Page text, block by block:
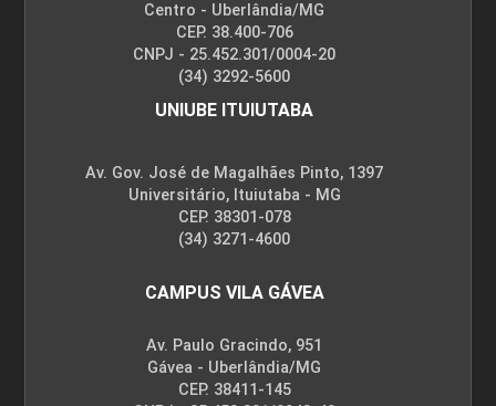
Centro - Uberlândia/MG
CEP. 38.400-706
CNPJ - 25.452.301/0004-20
(34) 3292-5600
UNIUBE ITUIUTABA
Av. Gov. José de Magalhães Pinto, 1397
Universitário, Ituiutaba - MG
CEP. 38301-078
(34) 3271-4600
CAMPUS VILA GÁVEA
Av. Paulo Gracindo, 951
Gávea - Uberlândia/MG
CEP. 38411-145